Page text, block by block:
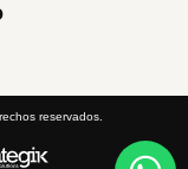
reservados.